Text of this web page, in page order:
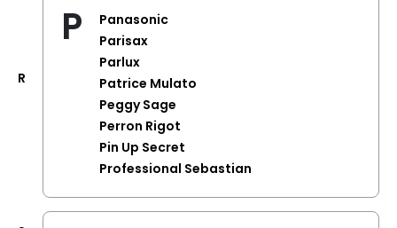
R
P
Panasonic
Parisax
Parlux
Patrice Mulato
Peggy Sage
Perron Rigot
Pin Up Secret
Professional Sebastian